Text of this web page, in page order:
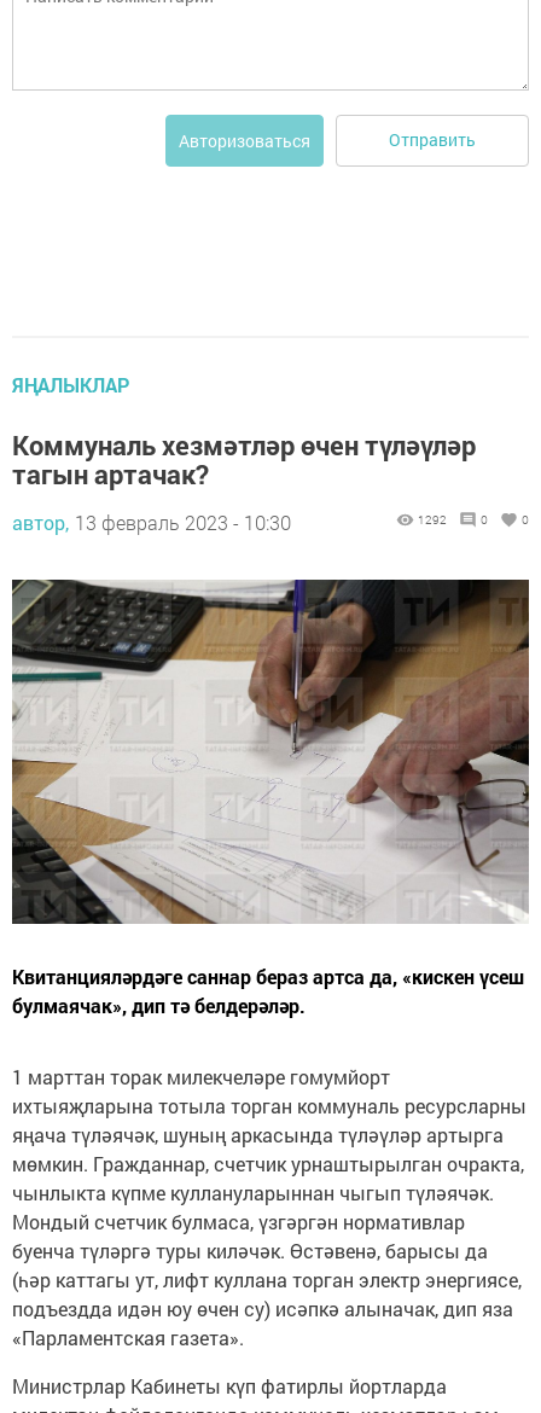
Авторизоваться Отправить
ЯҢАЛЫКЛАР
Коммуналь хезмәтләр өчен түләүләр
тагын артачак?
автор, 13 февраль 2023 - 10:30 1292 0 0
Квитанцияләрдәге саннар бераз артса да, «кискен үсеш
булмаячак», дип тә белдерәләр.
1 марттан торак милекчеләре гомумйорт
ихтыяҗларына тотыла торган коммуналь ресурсларны
яңача түләячәк, шуның аркасында түләүләр артырга
мөмкин. Гражданнар, счетчик урнаштырылган очракта,
чынлыкта күпме куллануларыннан чыгып түләячәк.
Мондый счетчик булмаса, үзгәргән нормативлар
буенча түләргә туры киләчәк. Өстәвенә, барысы да
(һәр каттагы ут, лифт куллана торган электр энергиясе,
подъездда идән юу өчен су) исәпкә алыначак, дип яза
«Парламентская газета».
Министрлар Кабинеты күп фатирлы йортларда